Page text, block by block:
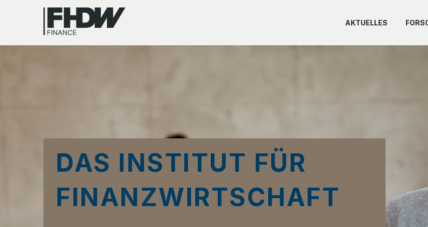
AKTUELLES
DAS INSTITUT FÜR
FINANZWIRTSCHAFT